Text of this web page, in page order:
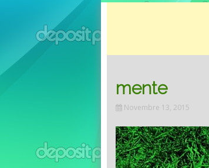
mente
Novembre 13, 2015